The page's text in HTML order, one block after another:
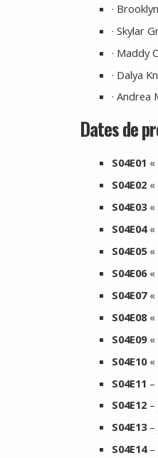
·
· Skylar
· Maddy
· Dalya
·
Dates de
S04E01
S04E02«
S04E03«
S04E04«
S04E05«
S04E06«
S04E07«
S04E08«
S04E09«
S04E10«
S04E11
S04E12–
S04E13
S04E14